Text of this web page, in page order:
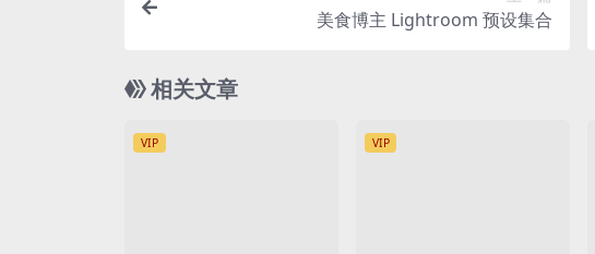
美食博主 Lightroom 预设集合
相关文章
VIP VIP